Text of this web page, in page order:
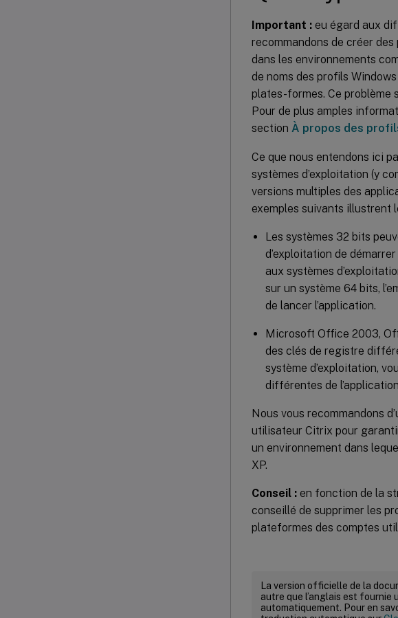
Important : eu égard aux
recommandons de créer
dans les environnements
de noms des profils
plates-formes. Ce problème
Pour de plus amples
section À propos des
Ce que nous entendons ici
systèmes d’exploitation (y
versions multiples des
exemples suivants illustrent
Les systèmes 32 bits
d’exploitation de
aux systèmes
sur un système 64 bits,
de lancer l’application.
Microsoft Office 2003,
des clés de registre
système d’exploitation,
différentes de
Nous vous recommandons
utilisateur Citrix pour
un environnement dans
XP.
Conseil : en fonction de la
conseillé de supprimer les
plateformes des comptes
La version officielle de la
autre que l’anglais est
automatiquement. Pour en